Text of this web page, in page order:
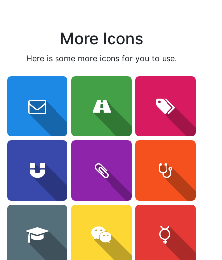
More Icons
here is some more icons for you to use.